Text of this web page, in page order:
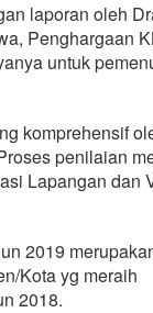
laporan oleh
Penghargaan
untuk
komprehensif
penilaian
Lapangan dan
2019
Kota yg meraih
2018.